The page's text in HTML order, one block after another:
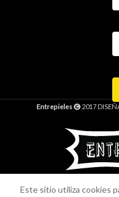
Entrepieles 2017
Este sitio utiliza cookies